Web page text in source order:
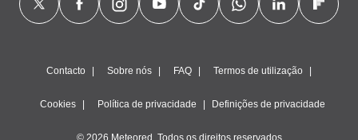
Contacto Sobre nós FAQ Termos de utilização
Cookies Política de privacidade Definições de privacidade
© 2026 Meteored. Todos os direitos reservados